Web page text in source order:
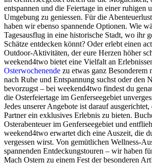
entspannen und die Feiertage in einer ruhigen
Umgebung zu geniessen. Für die
haben wir ebenso spannende Optionen. Wie
Tagesausflug in eine historische Stadt, wo ihr
Schätze entdecken könnt? Oder erlebt einen
Outdoor-Aktivitäten, der eure Herzen höher
weekend4two bietet eine Vielfalt an
Osterwochenende zu etwas ganz Besonderem
nach Ruhe und Entspannung suchst oder den
bevorzugst – bei weekend4two findest du
die Osterfeiertage im Genferseegebiet
Jedes unserer Angebote ist darauf
Partner ein exklusives Erlebnis zu bieten.
Osterabenteuer im Genferseegebiet und
weekend4two erwartet dich eine Auszeit, die
vergessen wirst. Von gemütlichen Wellness-
spannenden Entdeckungstouren – wir haben
Mach Ostern zu einem Fest der besonderen